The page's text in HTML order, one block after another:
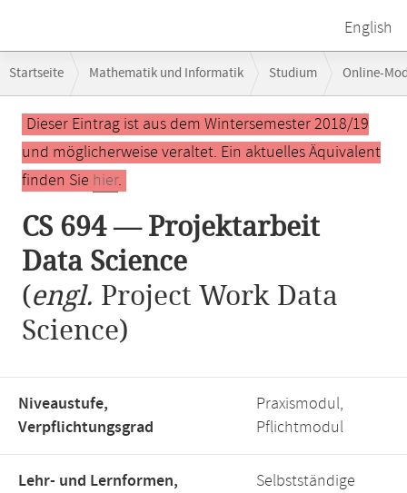
English
Navigation
Startseite Mathematik und Informatik Studium Online-
Hauptinhalt
Dieser Eintrag ist aus dem Wintersemester 2018/19
und möglicherweise veraltet. Ein aktuelles Äquivalent
finden Sie hier.
CS 694 — Projektarbeit
Data Science
(engl. Project Work Data
Science)
Niveaustufe,
Verpflichtungsgrad
Praxismodul,
Pflichtmodul
Lehr- und Lernformen,
Selbstständige